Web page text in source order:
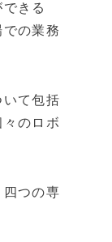
きる
の業務
いて包括
のロボ
四つの専